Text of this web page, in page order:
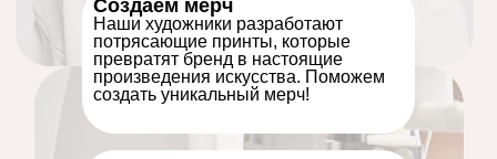
Создаем мерч
Наши художники разработают
потрясающие принты, которые
превратят бренд в настоящие
произведения искусства. Поможем
создать уникальный мерч!